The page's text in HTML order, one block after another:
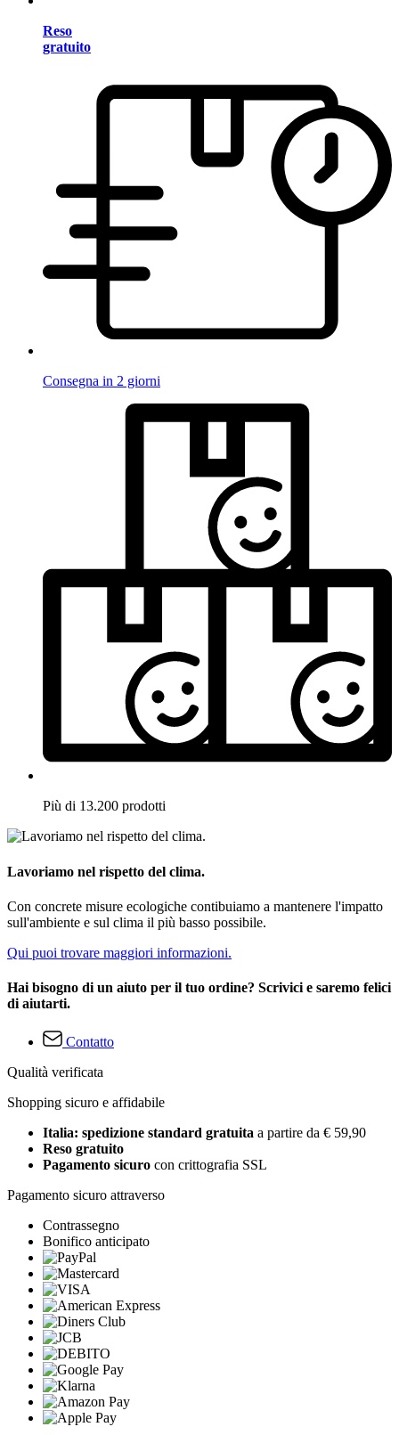
Reso
gratuito
Consegna in 2 giorni
Più di 13.200 prodotti
Lavoriamo nel rispetto del clima.
Con concrete misure ecologiche contibuiamo a mantenere l'impatto
sull'ambiente e sul clima il più basso possibile.
Qui puoi trovare maggiori informazioni.
Hai bisogno di un aiuto per il tuo ordine? Scrivici e saremo felici
di aiutarti.
Contatto
Qualità verificata
Shopping sicuro e affidabile
Italia: spedizione standard gratuita a partire da € 59,90
Reso gratuito
Pagamento sicuro con crittografia SSL
Pagamento sicuro attraverso
Contrassegno
Bonifico anticipato